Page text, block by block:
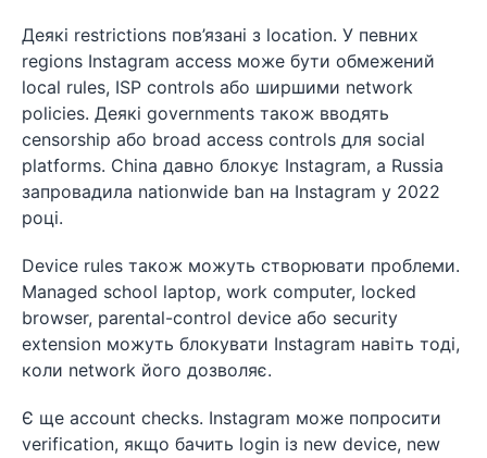
Деякі restrictions пов’язані з location. У певних
regions Instagram access може бути обмежений
local rules, ISP controls або ширшими network
policies. Деякі governments також вводять
censorship або broad access controls для social
platforms. China давно блокує Instagram, а Russia
запровадила nationwide ban на Instagram у 2022
році.
Device rules також можуть створювати проблеми.
Managed school laptop, work computer, locked
browser, parental-control device або security
extension можуть блокувати Instagram навіть тоді,
коли network його дозволяє.
Є ще account checks. Instagram може попросити
verification, якщо бачить login із new device, new